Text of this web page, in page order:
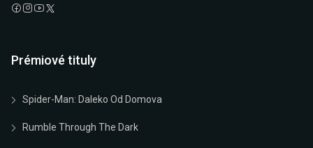
Prémiové tituly
Spider-Man: Daleko Od Domova
Rumble Through The Dark